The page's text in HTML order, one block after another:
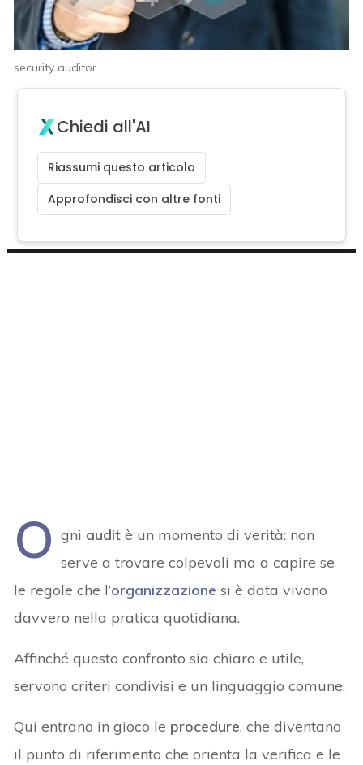
security auditor
Chiedi all'AI
Riassumi questo articolo
Approfondisci con altre fonti
O gni audit è un momento di verità: non
serve a trovare colpevoli ma a capire se
le regole che l’organizzazione si è data vivono
davvero nella pratica quotidiana.
Affinché questo confronto sia chiaro e utile,
servono criteri condivisi e un linguaggio comune.
Qui entrano in gioco le procedure, che diventano
il punto di riferimento che orienta la verifica e le